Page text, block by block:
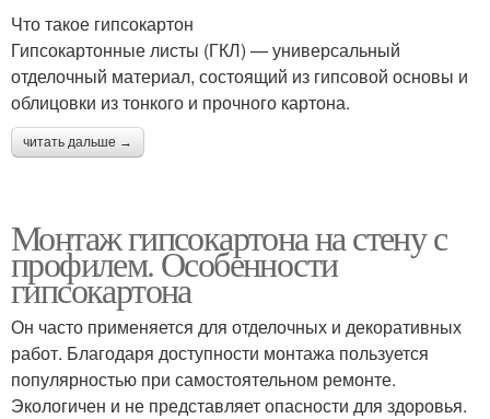
Что такое гипсокартон
Гипсокартонные листы (ГКЛ) — универсальный
отделочный материал, состоящий из гипсовой основы и
облицовки из тонкого и прочного картона.
читать дальше →
Монтаж гипсокартона на стену с
профилем. Особенности
гипсокартона
Он часто применяется для отделочных и декоративных
работ. Благодаря доступности монтажа пользуется
популярностью при самостоятельном ремонте.
Экологичен и не представляет опасности для здоровья.